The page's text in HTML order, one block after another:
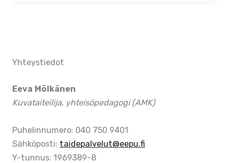
Yhteystiedot
Eeva Mölkänen
Kuvataiteilija, yhteisöpedagogi (AMK)
Puhelinnumero: 040 750 9401
Sähköposti: taidepalvelut@eepu.fi
Y-tunnus: 1969389-8